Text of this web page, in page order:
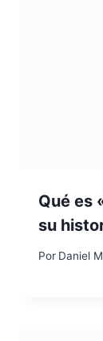
Qué es
su
Por Daniel